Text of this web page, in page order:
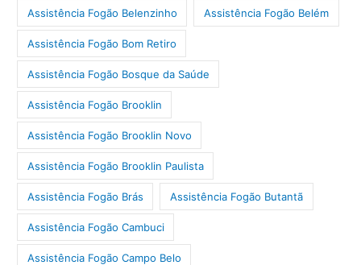
Assistência Fogão Belenzinho Assistência Fogão Belém
Assistência Fogão Bom Retiro
Assistência Fogão Bosque da Saúde
Assistência Fogão Brooklin
Assistência Fogão Brooklin Novo
Assistência Fogão Brooklin Paulista
Assistência Fogão Brás Assistência Fogão Butantã
Assistência Fogão Cambuci
Assistência Fogão Campo Belo